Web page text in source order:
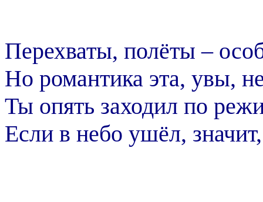
Перехваты, полёты –
Но романтика эта, увы,
Ты опять заходил по
Если в небо ушёл,